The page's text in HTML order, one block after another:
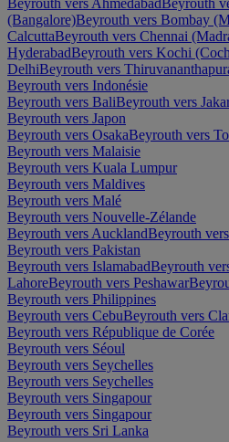
Beyrouth vers AhmedabadBeyrouth
(Bangalore)Beyrouth vers Bombay
CalcuttaBeyrouth vers Chennai
HyderabadBeyrouth vers Kochi
DelhiBeyrouth vers
Beyrouth vers Indonésie
Beyrouth vers BaliBeyrouth vers
Beyrouth vers Japon
Beyrouth vers OsakaBeyrouth vers
Beyrouth vers Malaisie
Beyrouth vers Kuala Lumpur
Beyrouth vers Maldives
Beyrouth vers Malé
Beyrouth vers Nouvelle-Zélande
Beyrouth vers AucklandBeyrouth
Beyrouth vers Pakistan
Beyrouth vers IslamabadBeyrouth
LahoreBeyrouth vers Peshawar
Beyrouth vers Philippines
Beyrouth vers CebuBeyrouth vers
Beyrouth vers République de Corée
Beyrouth vers Séoul
Beyrouth vers Seychelles
Beyrouth vers Seychelles
Beyrouth vers Singapour
Beyrouth vers Singapour
Beyrouth vers Sri Lanka